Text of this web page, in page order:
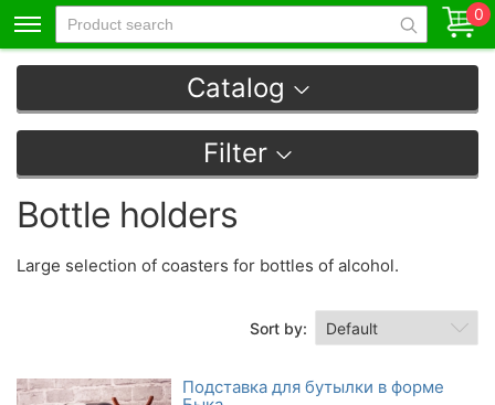
0
Catalog
Filter
Bottle holders
Large selection of coasters for bottles of alcohol.
Sort by:
Подставка для бутылки в форме